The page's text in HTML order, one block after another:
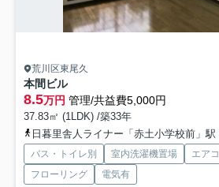
荒川区東尾久
本間ビル
8.5万円 管理/共益費5,000円
37.83㎡ (1LDK) /築33年
日暮里舎人ライナー「赤土小学校前」駅
バス・トイレ別 室内洗濯機置場 エア
フローリング
電気有